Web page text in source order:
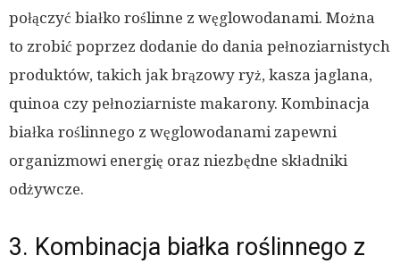
połączyć białko roślinne z węglowodanami. Można
to zrobić poprzez dodanie do dania pełnoziarnistych
produktów, takich jak brązowy ryż, kasza jaglana,
quinoa czy pełnoziarniste makarony. Kombinacja
białka roślinnego z węglowodanami zapewni
organizmowi energię oraz niezbędne składniki
odżywcze.
3. Kombinacja białka roślinnego z